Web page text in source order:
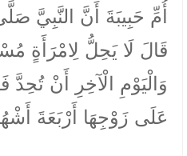
أُمِّ حَبِيبَةَ أَنَّ النَّبِيَّ
قَالَ لَا يَحِلُّ لِامْرَأَةٍ
وَالْيَوْمِ الْآخِرِ أَنْ تُحِدَّ
عَلَى زَوْجِهَا أَرْبَعَةَ